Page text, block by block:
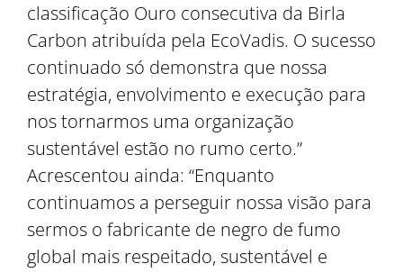
classificação Ouro consecutiva da Birla
Carbon atribuída pela EcoVadis. O sucesso
continuado só demonstra que nossa
estratégia, envolvimento e execução para
nos tornarmos uma organização
sustentável estão no rumo certo.”
Acrescentou ainda: “Enquanto
continuamos a perseguir nossa visão para
sermos o fabricante de negro de fumo
global mais respeitado, sustentável e